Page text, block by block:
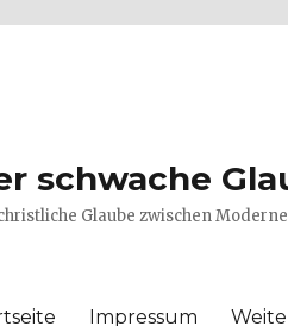
schwache
Glaube zwischen
Impressum